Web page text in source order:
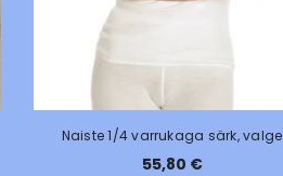
Naiste 1/4 varrukaga särk, valge
55,80 €